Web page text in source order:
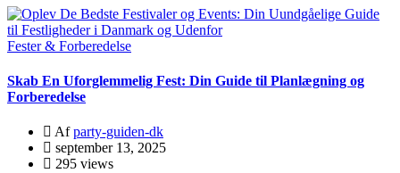
Fester & Forberedelse
Skab En Uforglemmelig Fest: Din Guide til Planlægning og
Forberedelse
Afparty-guiden-dk
september 13, 2025
295 views